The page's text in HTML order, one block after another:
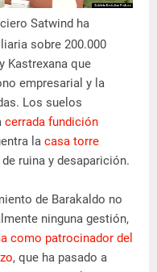
Satwind ha
sobre 200.000
Kastrexana que
empresarial y la
Los suelos
cerrada fundición
la casa torre
ruina y desaparición.
de Barakaldo no
ninguna gestión,
como patrocinador del
, que ha pasado a